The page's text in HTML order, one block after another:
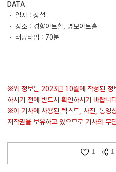
DATA
・ 일자 : 상설
・ 장소 : 경향아트힐, 명보아트홀
・ 러닝타임 : 70분
※위 정보는 2023년 10월에 작성된 정
하시기 전에 반드시 확인하시기 바랍니
※이 기사에 사용된 텍스트, 사진, 동영
저작권을 보유하고 있으므로 기사의 무
1 1